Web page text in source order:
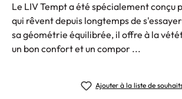
Le LIV Tempt a été spécialement conçu
qui rêvent depuis longtemps de
sa géométrie équilibrée, il offre à la
un bon confort et un compor ...
Ajouter à la liste de